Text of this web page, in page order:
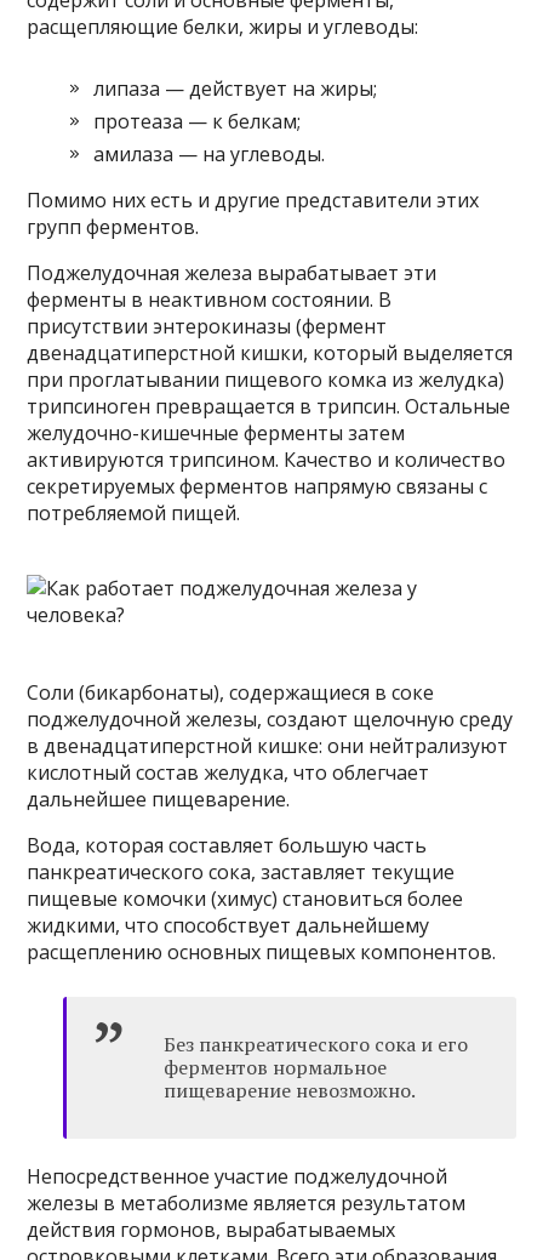
расщепляющие белки, жиры и углеводы:
липаза — действует на жиры;
протеаза — к белкам;
амилаза — на углеводы.
Помимо них есть и другие представители этих
групп ферментов.
Поджелудочная железа вырабатывает эти
ферменты в неактивном состоянии. В
присутствии энтерокиназы (фермент
двенадцатиперстной кишки, который выделяется
при проглатывании пищевого комка из желудка)
трипсиноген превращается в трипсин. Остальные
желудочно-кишечные ферменты затем
активируются трипсином. Качество и количество
секретируемых ферментов напрямую связаны с
потребляемой пищей.
Соли (бикарбонаты), содержащиеся в соке
поджелудочной железы, создают щелочную среду
в двенадцатиперстной кишке: они нейтрализуют
кислотный состав желудка, что облегчает
дальнейшее пищеварение.
Вода, которая составляет большую часть
панкреатического сока, заставляет текущие
пищевые комочки (химус) становиться более
жидкими, что способствует дальнейшему
расщеплению основных пищевых компонентов.
Без панкреатического сока и его
ферментов нормальное
пищеварение невозможно.
Непосредственное участие поджелудочной
железы в метаболизме является результатом
действия гормонов, вырабатываемых